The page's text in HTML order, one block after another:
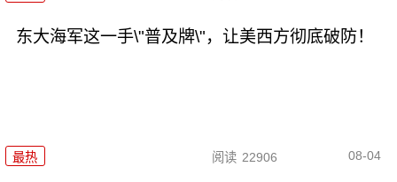
东大海军这一手\"普及牌\"，让美西方彻底破防！
最热 阅读 22906 08-04